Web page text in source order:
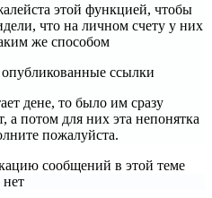
этой функцией, чтобы
что на личном счету у них
же способом
ссылки
дене, то было им сразу
потом для них эта непонятка
пожалуйста.
сообщений в этой теме